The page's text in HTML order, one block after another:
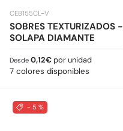
CEB155CL-V
SOBRES TEXTURIZADOS -
SOLAPA DIAMANTE
Precio normal
Desde 0,12€ por unidad
7 colores disponibles
- 5 %